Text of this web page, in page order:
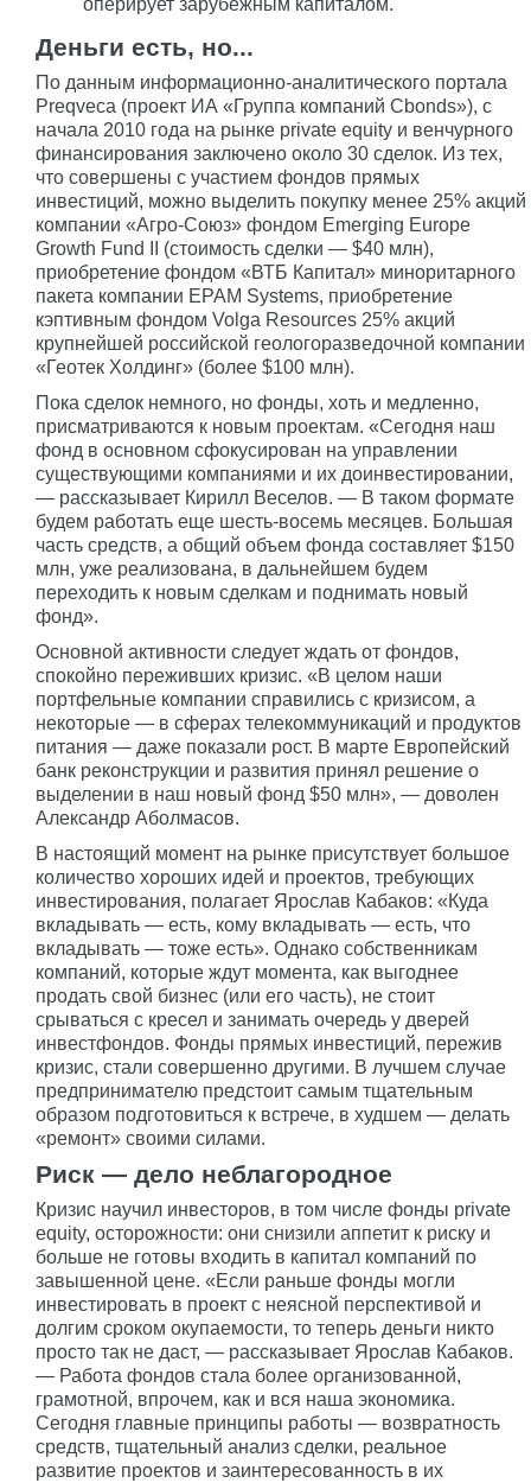
оперирует зарубежным капиталом.
Деньги есть, но...
По данным информационно-аналитического портала
Preqveca (проект ИА «Группа компаний Cbonds»), с
начала 2010 года на рынке private equity и венчурного
финансирования заключено около 30 сделок. Из тех,
что совершены с участием фондов прямых
инвестиций, можно выделить покупку менее 25% акций
компании «Агро-Союз» фондом Emerging Europe
Growth Fund II (стоимость сделки — $40 млн),
приобретение фондом «ВТБ Капитал» миноритарного
пакета компании EPAM Systems, приобретение
кэптивным фондом Volga Resources 25% акций
крупнейшей российской геологоразведочной компании
«Геотек Холдинг» (более $100 млн).
Пока сделок немного, но фонды, хоть и медленно,
присматриваются к новым проектам. «Сегодня наш
фонд в основном сфокусирован на управлении
существующими компаниями и их доинвестировании,
— рассказывает Кирилл Веселов. — В таком формате
будем работать еще шесть-восемь месяцев. Большая
часть средств, а общий объем фонда составляет $150
млн, уже реализована, в дальнейшем будем
переходить к новым сделкам и поднимать новый
фонд».
Основной активности следует ждать от фондов,
спокойно переживших кризис. «В целом наши
портфельные компании справились с кризисом, а
некоторые — в сферах телекоммуникаций и продуктов
питания — даже показали рост. В марте Европейский
банк реконструкции и развития принял решение о
выделении в наш новый фонд $50 млн», — доволен
Александр Аболмасов.
В настоящий момент на рынке присутствует большое
количество хороших идей и проектов, требующих
инвестирования, полагает Ярослав Кабаков: «Куда
вкладывать — есть, кому вкладывать — есть, что
вкладывать — тоже есть». Однако собственникам
компаний, которые ждут момента, как выгоднее
продать свой бизнес (или его часть), не стоит
срываться с кресел и занимать очередь у дверей
инвестфондов. Фонды прямых инвестиций, пережив
кризис, стали совершенно другими. В лучшем случае
предпринимателю предстоит самым тщательным
образом подготовиться к встрече, в худшем — делать
«ремонт» своими силами.
Риск — дело неблагородное
Кризис научил инвесторов, в том числе фонды private
equity, осторожности: они снизили аппетит к риску и
больше не готовы входить в капитал компаний по
завышенной цене. «Если раньше фонды могли
инвестировать в проект с неясной перспективой и
долгим сроком окупаемости, то теперь деньги никто
просто так не даст, — рассказывает Ярослав Кабаков.
— Работа фондов стала более организованной,
грамотной, впрочем, как и вся наша экономика.
Сегодня главные принципы работы — возвратность
средств, тщательный анализ сделки, реальное
развитие проектов и заинтересованность в их